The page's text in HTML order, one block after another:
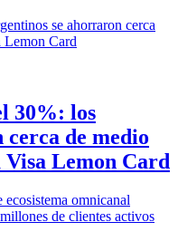
30%: los
de medio
Lemon Card